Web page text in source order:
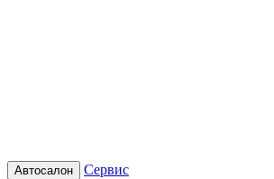
Автосалон
Сервис